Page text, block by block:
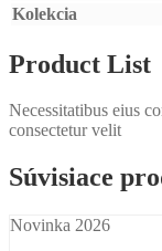
Kolekcia
Product List
Necessitatibus eius
consectetur velit
Súvisiace
Novinka 2026